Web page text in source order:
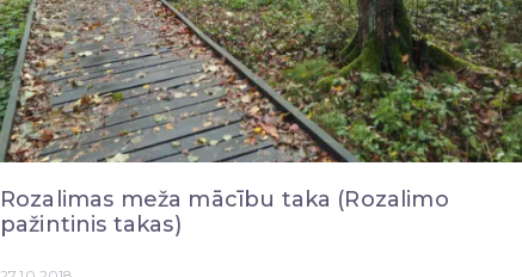
Rozalimas meža mācību taka (Rozalimo
pažintinis takas)